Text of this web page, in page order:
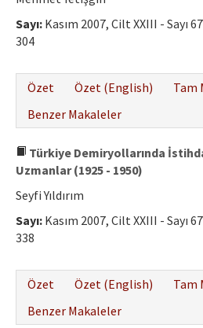
Sayı: Kasım 2007, Cilt XXIII - Sayı
304
Özet
Özet (English) Tam
Benzer Makaleler
Türkiye Demiryollarında
Uzmanlar (1925 - 1950)
Seyfi Yıldırım
Sayı: Kasım 2007, Cilt XXIII - Sayı
338
Özet
Özet (English) Tam
Benzer Makaleler